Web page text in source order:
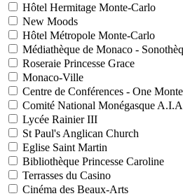
Hôtel Hermitage Monte-Carlo
New Moods
Hôtel Métropole Monte-Carlo
Médiathèque de Monaco -
Roseraie Princesse Grace
Monaco-Ville
Centre de Conférences - One
Comité National Monégasque
Lycée Rainier III
St Paul's Anglican Church
Eglise Saint Martin
Bibliothèque Princesse Caroline
Terrasses du Casino
Cinéma des Beaux-Arts